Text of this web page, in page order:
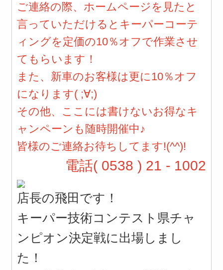
ご連絡の際、ホームページを見たと
言っていただけるとキーパーコーテ
ィングを定価の10％オフで作業させ
てもらいます！
また、新車のお客様は更に10％オフ
になります( ;∀;)
その他、ここには書けないお得なキ
ャンペーンも随時開催中♪
皆様のご連絡お待ちしてます!(^^)!
電話( 0538 ) 21 - 1002
店長の飛田です！
キーパー技術コンテスト県チャ
ンピオン決定戦に出場しまし
た！